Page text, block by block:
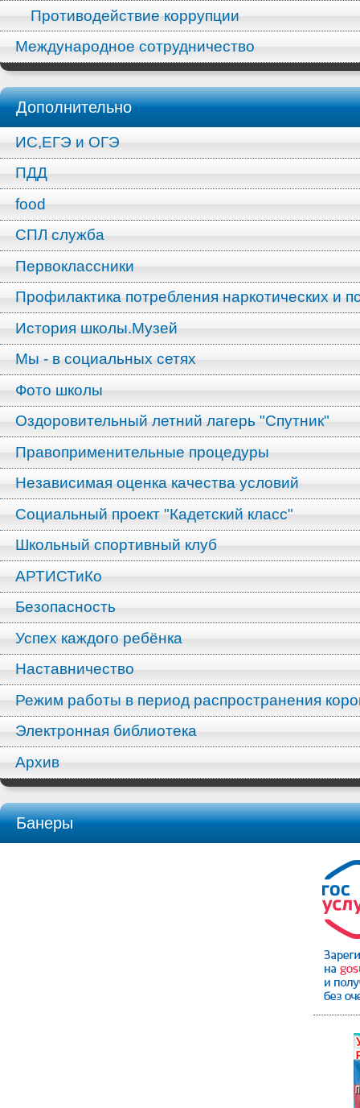
Противодействие коррупции
Международное сотрудничество
Дополнительно
ИС,ЕГЭ и ОГЭ
ПДД
food
СПЛ служба
Первоклассники
Профилактика потребления наркотических и
История школы.Музей
Мы - в социальных сетях
Фото школы
Оздоровительный летний лагерь "Спутник"
Правоприменительные процедуры
Независимая оценка качества условий
Социальный проект "Кадетский класс"
Школьный спортивный клуб
АРТИСТиКо
Безопасность
Успех каждого ребёнка
Наставничество
Режим работы в период распространения
Электронная библиотека
Архив
Банеры